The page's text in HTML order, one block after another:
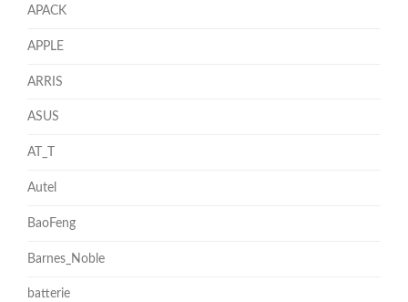
APACK
APPLE
ARRIS
ASUS
AT_T
Autel
BaoFeng
Barnes_Noble
batterie